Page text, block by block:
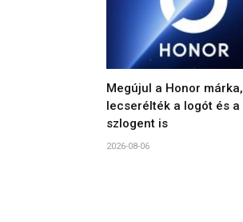
Megújul a Honor márka,
lecserélték a logót és a
szlogent is
2026-08-06